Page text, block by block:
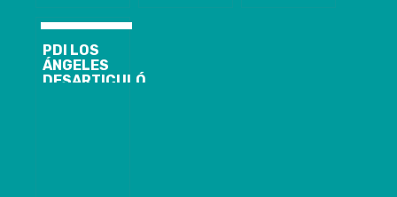
PDI LOS
ÁNGELES
DESARTICULÓ